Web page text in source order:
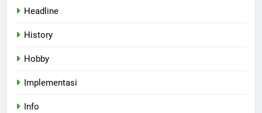
Headline
History
Hobby
Implementasi
Info